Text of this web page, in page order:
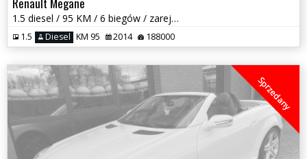
1.5 diesel / 95 KM / 6 biegów / zarejestrowany w PL/ zadbany / zamiana
1.5 Diesel KM 95 2014 188000
Sprzedany